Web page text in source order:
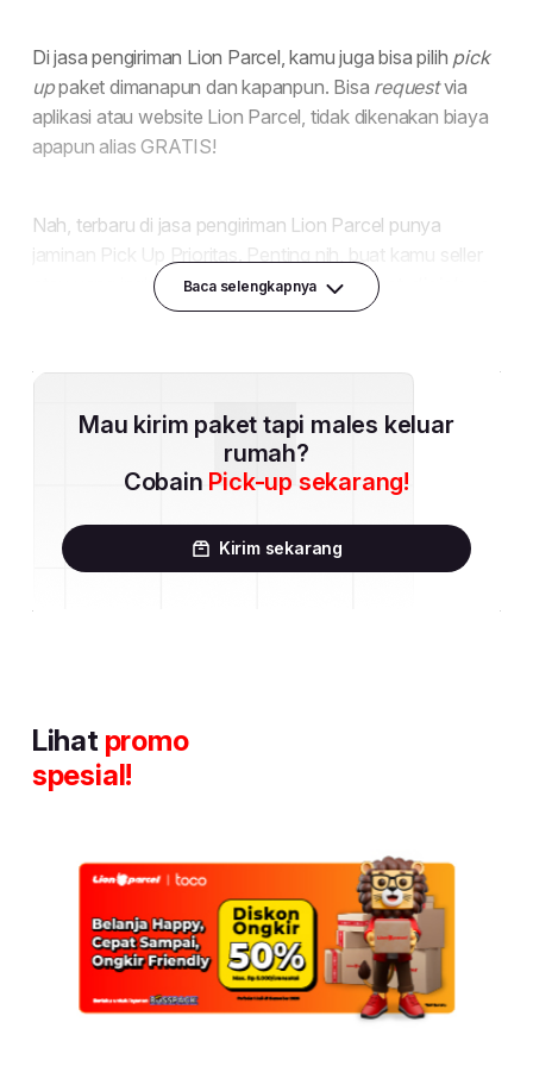
Baca selengkapnya
Mau kirim paket tapi males keluar
rumah?
Cobain Pick-up sekarang!
Kirim sekarang
Lihat promo
spesial!